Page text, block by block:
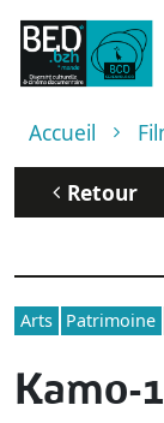
Aller au contenu
Fil
Accueil
Retour
Arts Patrimoine
Kamo-